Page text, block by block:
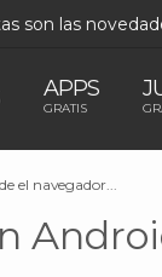
son las
APPS
GRATIS
el navegador...